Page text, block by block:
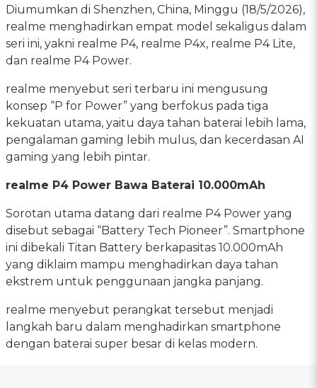
Diumumkan di Shenzhen, China, Minggu (18/5/2026),
realme menghadirkan empat model sekaligus dalam
seri ini, yakni realme P4, realme P4x, realme P4 Lite,
dan realme P4 Power.
realme menyebut seri terbaru ini mengusung
konsep “P for Power” yang berfokus pada tiga
kekuatan utama, yaitu daya tahan baterai lebih lama,
pengalaman gaming lebih mulus, dan kecerdasan AI
gaming yang lebih pintar.
realme P4 Power Bawa Baterai 10.000mAh
Sorotan utama datang dari realme P4 Power yang
disebut sebagai “Battery Tech Pioneer”. Smartphone
ini dibekali Titan Battery berkapasitas 10.000mAh
yang diklaim mampu menghadirkan daya tahan
ekstrem untuk penggunaan jangka panjang.
realme menyebut perangkat tersebut menjadi
langkah baru dalam menghadirkan smartphone
dengan baterai super besar di kelas modern.